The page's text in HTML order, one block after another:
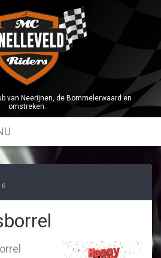
van Neerijnen, de Bommelerwaard en
omstreken.